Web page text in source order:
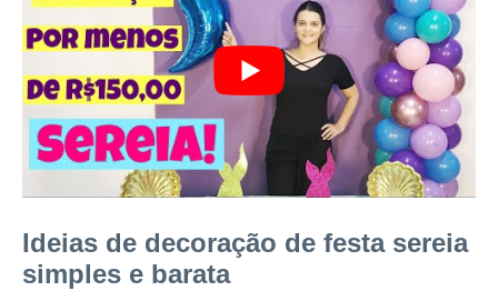
Ideias de decoração de festa sereia
simples e barata